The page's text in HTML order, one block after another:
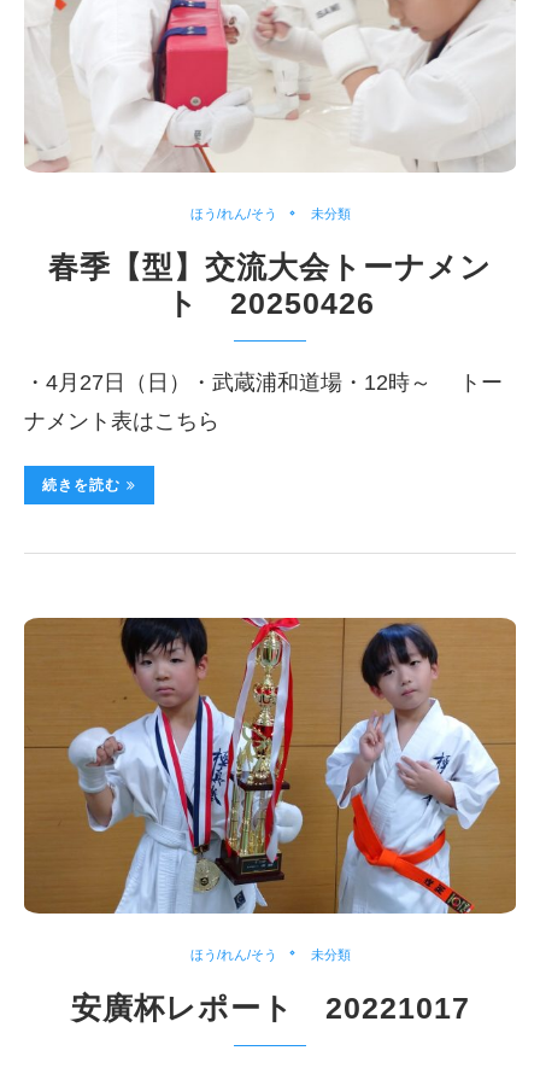
ほう/れん/そう 未分類
春季【型】交流大会トーナメン
ト 20250426
・4月27日（日）・武蔵浦和道場・12時～ トー
ナメント表はこちら
続きを読む
ほう/れん/そう 未分類
安廣杯レポート 20221017